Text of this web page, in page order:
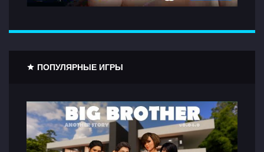
ПОПУЛЯРНЫЕ ИГРЫ